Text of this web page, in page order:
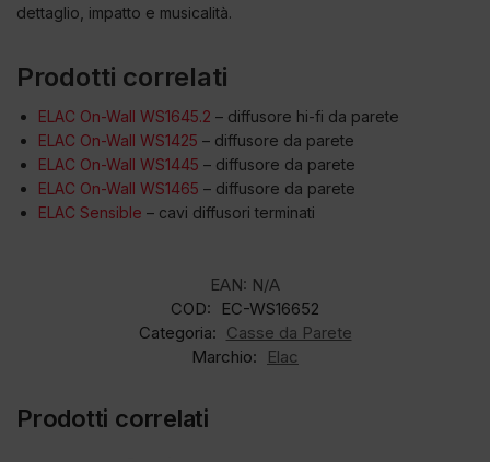
dettaglio, impatto e musicalità.
Prodotti correlati
ELAC On-Wall WS1645.2 – diffusore hi-fi da parete
ELAC On-Wall WS1425 – diffusore da parete
ELAC On-Wall WS1445 – diffusore da parete
ELAC On-Wall WS1465 – diffusore da parete
ELAC Sensible – cavi diffusori terminati
EAN: N/A
COD:
EC-WS16652
Categoria: Casse da Parete
Marchio:
Elac
Prodotti correlati